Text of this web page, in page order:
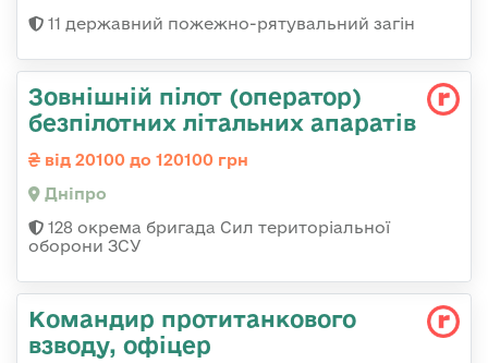
11 державний пожежно-рятувальний загін
Зовнішній пілот (оператор)
безпілотних літальних апаратів
від 20100 до 120100 грн
Дніпро
128 окрема бригада Сил територіальної
оборони ЗСУ
Командир протитанкового
взводу, офіцер